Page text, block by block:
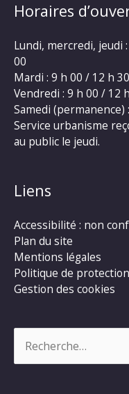
Horaires
Lundi, mercredi, jeudi
00
Mardi : 9 h 00 / 12 h
Vendredi : 9 h 00 / 12
Samedi (permanence)
Service urbanisme
au public le jeudi.
Liens
Accessibilité : non
Plan du site
Mentions légales
Politique de
Gestion des cookies